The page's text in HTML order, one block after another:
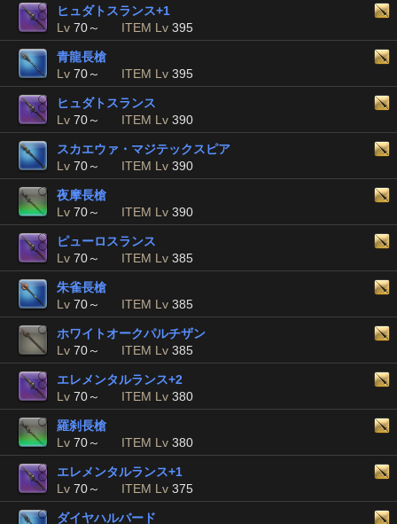
ヒュダトスランス+1
Lv 70～ ITEM Lv 395
青龍長槍
Lv 70～ ITEM Lv 395
ヒュダトスランス
Lv 70～ ITEM Lv 390
スカエウァ・マジテックスピア
Lv 70～ ITEM Lv 390
夜摩長槍
Lv 70～ ITEM Lv 390
ピューロスランス
Lv 70～ ITEM Lv 385
朱雀長槍
Lv 70～ ITEM Lv 385
ホワイトオークパルチザン
Lv 70～ ITEM Lv 385
エレメンタルランス+2
Lv 70～ ITEM Lv 380
羅刹長槍
Lv 70～ ITEM Lv 380
エレメンタルランス+1
Lv 70～ ITEM Lv 375
ダイヤハルバード